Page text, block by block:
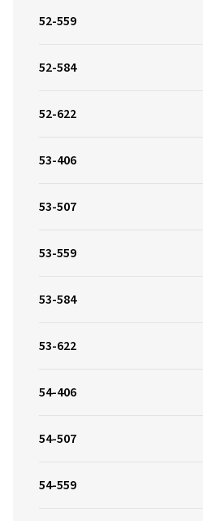
52-559
52-584
52-622
53-406
53-507
53-559
53-584
53-622
54-406
54-507
54-559